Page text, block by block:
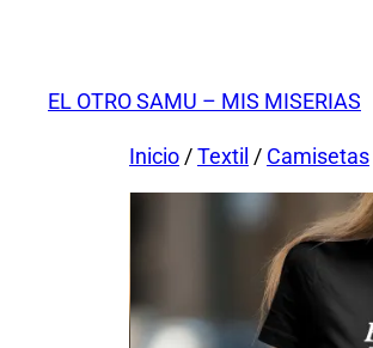
contenido
EL OTRO SAMU – MIS MISERIAS
Inicio/Textil / Camisetas